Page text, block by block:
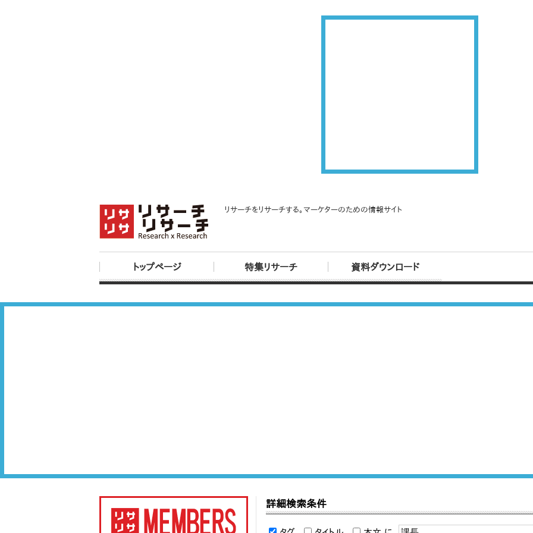
リサーチをリサーチする。マーケターのための情報サイト
トップページ 特集リサーチ 資料ダウンロード
詳細検索条件